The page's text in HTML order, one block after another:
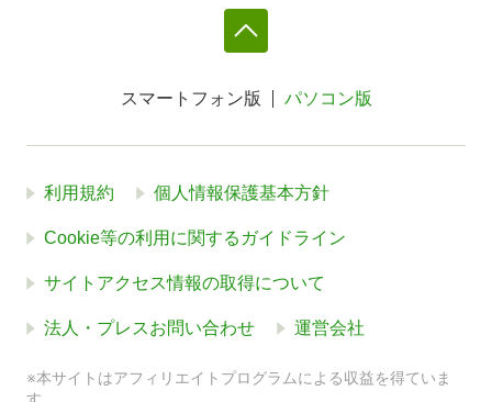
スマートフォン版 パソコン版
利用規約 個人情報保護基本方針
Cookie等の利用に関するガイドライン
サイトアクセス情報の取得について
法人・プレスお問い合わせ 運営会社
※本サイトはアフィリエイトプログラムによる収益を得ていま